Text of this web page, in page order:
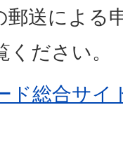
送による
ださい。
ド総合サ